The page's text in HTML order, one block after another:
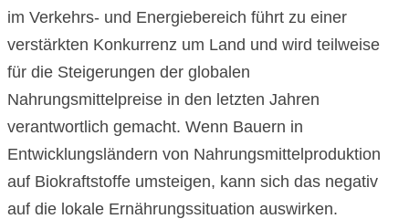
im Verkehrs- und Energiebereich führt zu einer
verstärkten Konkurrenz um Land und wird teilweise
für die Steigerungen der globalen
Nahrungsmittelpreise in den letzten Jahren
verantwortlich gemacht. Wenn Bauern in
Entwicklungsländern von Nahrungsmittelproduktion
auf Biokraftstoffe umsteigen, kann sich das negativ
auf die lokale Ernährungssituation auswirken.